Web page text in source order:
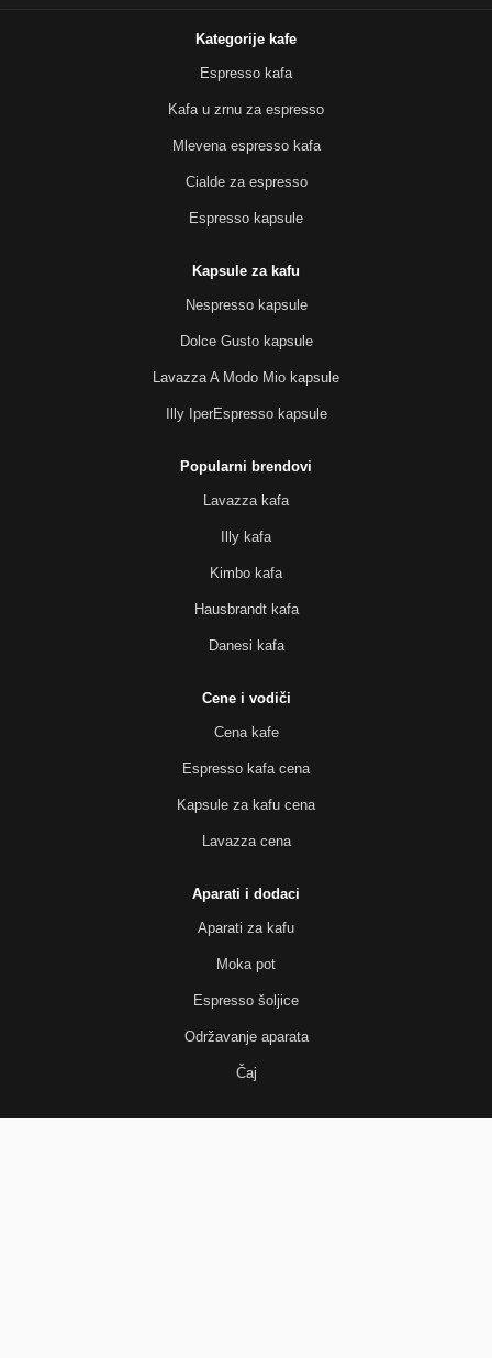
Kategorije kafe
Espresso kafa
Kafa u zrnu za espresso
Mlevena espresso kafa
Cialde za espresso
Espresso kapsule
Kapsule za kafu
Nespresso kapsule
Dolce Gusto kapsule
Lavazza A Modo Mio kapsule
Illy IperEspresso kapsule
Popularni brendovi
Lavazza kafa
Illy kafa
Kimbo kafa
Hausbrandt kafa
Danesi kafa
Cene i vodiči
Cena kafe
Espresso kafa cena
Kapsule za kafu cena
Lavazza cena
Aparati i dodaci
Aparati za kafu
Moka pot
Espresso šoljice
Održavanje aparata
Čaj